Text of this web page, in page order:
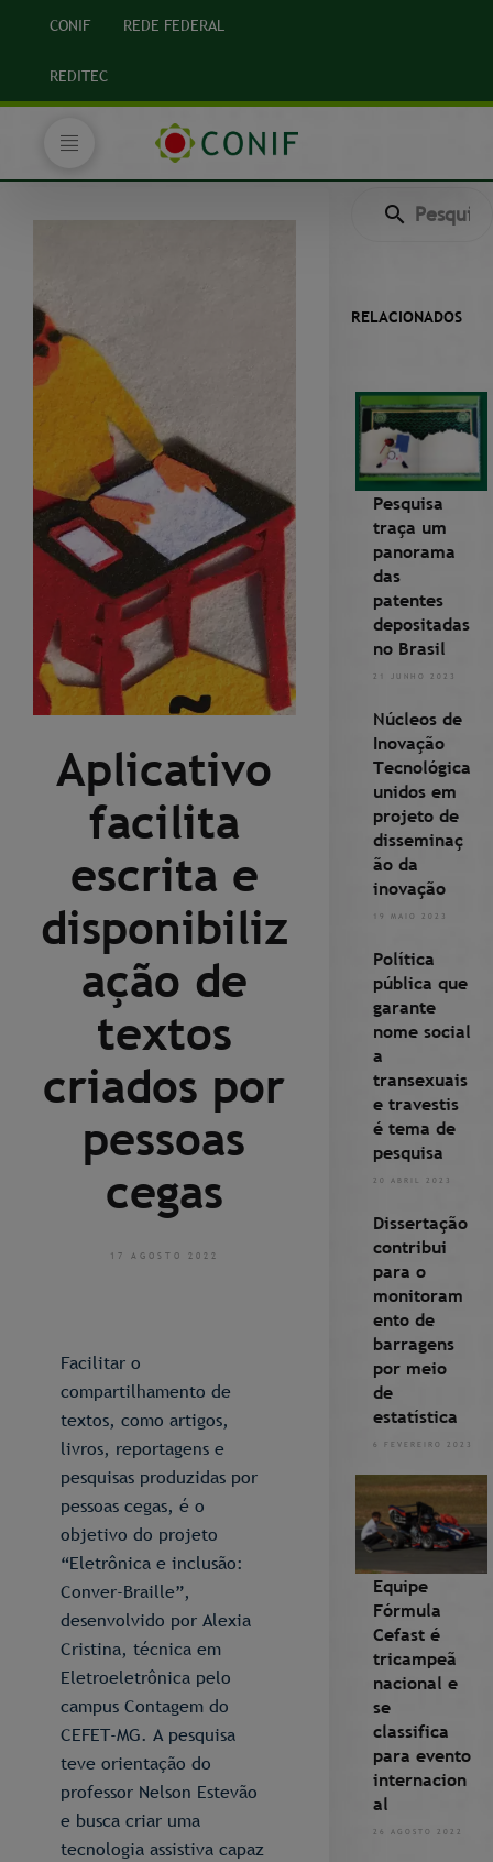
CONIF REDE FEDERAL
REDITEC
Aplicativo
facilita
escrita e
disponibiliz
ação de
textos
criados por
pessoas
cegas
17 AGOSTO 2022
Facilitar o
compartilhamento de
textos, como artigos,
livros, reportagens e
pesquisas produzidas por
pessoas cegas, é o
objetivo do projeto
“Eletrônica e inclusão:
Conver-Braille”,
desenvolvido por Alexia
Cristina, técnica em
Eletroeletrônica pelo
campus Contagem do
CEFET-MG. A pesquisa
teve orientação do
professor Nelson Estevão
e busca criar uma
tecnologia assistiva capaz
RELACIONADOS
Pesquisa
traça um
panorama
das
patentes
depositadas
no Brasil
21 JUNHO 2023
Núcleos de
Inovação
Tecnológica
unidos em
projeto de
disseminaç
ão da
inovação
19 MAIO 2023
Política
pública que
garante
nome social
a
transexuais
e travestis
é tema de
pesquisa
20 ABRIL 2023
Dissertação
contribui
para o
monitoram
ento de
barragens
por meio
de
estatística
6 FEVEREIRO 2023
Equipe
Fórmula
Cefast é
tricampeã
nacional e
se
classifica
para evento
internacion
al
26 AGOSTO 2022